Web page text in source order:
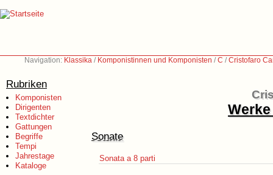
Navigation: Klassika / Komponistinnen und Komponisten /C /Cristofaro
Rubriken
Komponisten
Dirigenten
Textdichter
Gattungen
Begriffe
Tempi
Jahrestage
Kataloge
Sonate
Sonata a 8 parti